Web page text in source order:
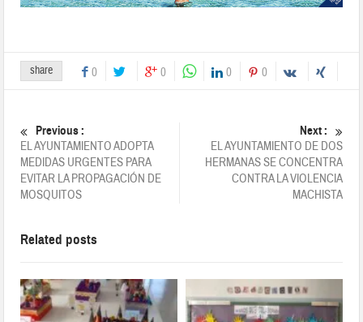
share 0 0 0 0
Previous :
EL AYUNTAMIENTO ADOPTA
MEDIDAS URGENTES PARA
EVITAR LA PROPAGACIÓN DE
MOSQUITOS
Next :
EL AYUNTAMIENTO DE DOS
HERMANAS SE CONCENTRA
CONTRA LA VIOLENCIA
MACHISTA
Related posts